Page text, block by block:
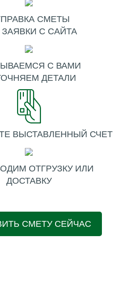
СМЕТЫ
С САЙТА
С ВАМИ
ДЕТАЛИ
ВЫСТАВЛЕННЫЙ СЧЕТ
ОТГРУЗКУ ИЛИ
ДОСТАВКУ
СМЕТУ СЕЙЧАС